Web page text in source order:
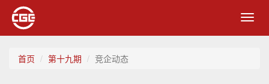
首页 第十九期 竞企动态